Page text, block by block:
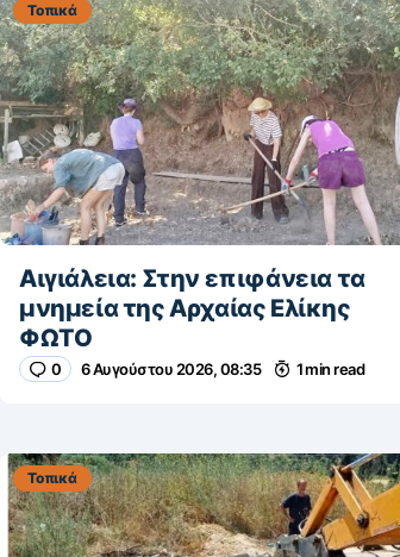
Τοπικά
Αιγιάλεια: Στην επιφάνεια τα
μνημεία της Αρχαίας Ελίκης
ΦΩΤΟ
0 6 Αυγούστου 2026, 08:35 1 min read
Τοπικά